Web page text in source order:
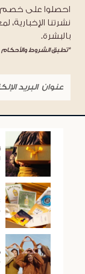
نشرتنا الإخبارية،
بالبشرة.
*تطبق الشروط والأحكام